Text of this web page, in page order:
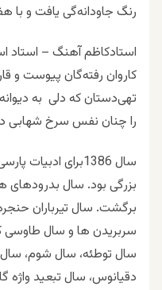
رنگ جاودانه‌گی یافت و
استادکاظم آهنگ – استاد
کاروان رفته‌گان پیوست و
تهی‌دستان که دلی به
را چنان نفس سرخ شهابی
سال 1386برای
بزرگی بود. سال
برگشت. سال تیرباران
سربریدن ها و سال طاوسی
سال توطئه، سال شوم،
دقیانوس، سال تبعید واژه